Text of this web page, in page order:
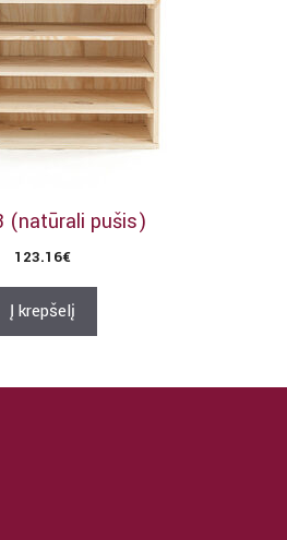
(natūrali pušis)
123.16€
Į krepšelį